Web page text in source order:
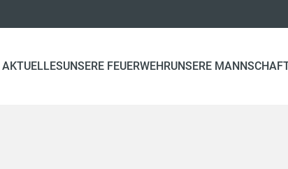
AKTUELLESUNSERE FEUERWEHRUNSERE